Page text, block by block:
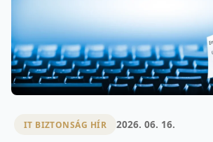
IT BIZTONSÁG HÍR 2026. 06. 16.